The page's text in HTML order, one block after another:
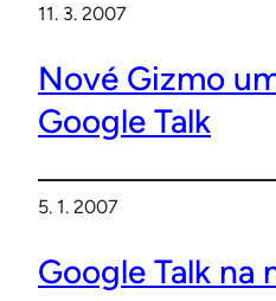
11. 3. 2007
Nové Gizmo
Google Talk
5. 1. 2007
Google Talk na